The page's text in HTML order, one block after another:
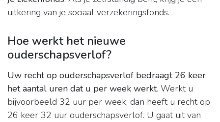
uitkering van je sociaal verzekeringsfonds.
Hoe werkt het nieuwe
ouderschapsverlof?
Uw recht op ouderschapsverlof bedraagt 26 keer
het aantal uren dat u per week werkt. Werkt u
bijvoorbeeld 32 uur per week, dan heeft u recht op
26 keer 32 uur ouderschapsverlof. U gaat uit van